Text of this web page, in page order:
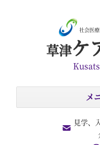
社会医
草津ケ
見学、